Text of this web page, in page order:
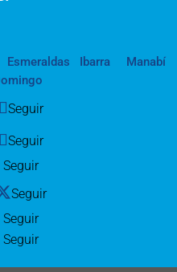
Esmeraldas Ibarra
Manabí
Seguir
Seguir
Seguir
Seguir
Seguir
Seguir